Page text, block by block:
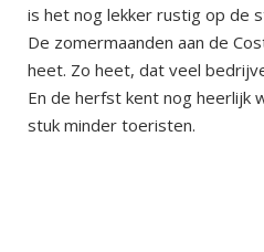
is het nog lekker rustig op de
De zomermaanden aan de
heet. Zo heet, dat veel
En de herfst kent nog heerlijk
stuk minder toeristen.